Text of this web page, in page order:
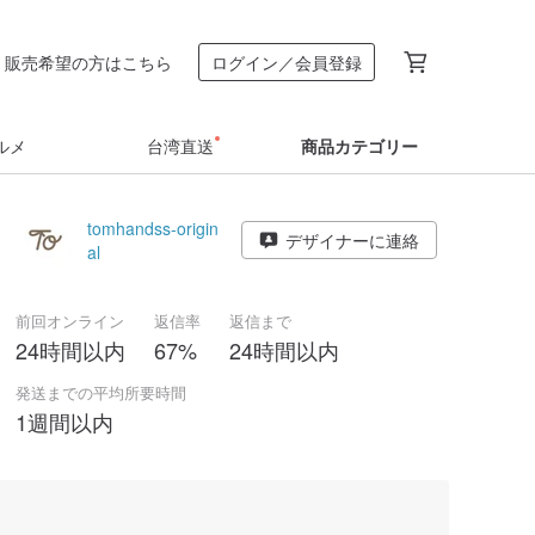
販売希望の方はこちら ログイン／会員登録
メ 台湾直送 商品カテゴリー
tomhandss-origin
al
デザイナーに連絡
前回オンライン
24時間以内
返信率
67%
返信まで
24時間以内
発送までの平均所要時間
1週間以内